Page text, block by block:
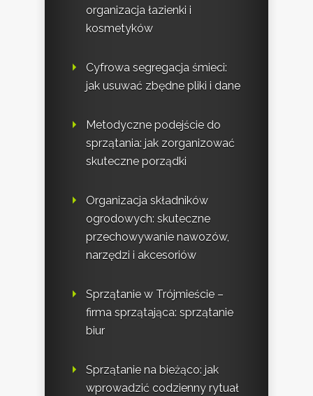
organizacja łazienki i
kosmetyków
Cyfrowa segregacja śmieci:
jak usuwać zbędne pliki i dane
Metodyczne podejście do
sprzątania: jak zorganizować
skuteczne porządki
Organizacja składników
ogrodowych: skuteczne
przechowywanie nawozów,
narzędzi i akcesoriów
Sprzątanie w Trójmieście –
firma sprzątająca: sprzątanie
biur
Sprzątanie na bieżąco: jak
wprowadzić codzienny rytuał